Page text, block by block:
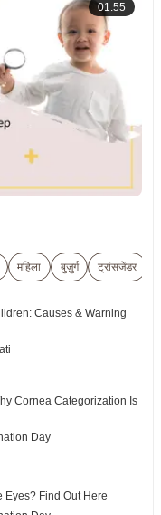
01:55
महिला बुज़ुर्ग ट्रांसजेंडर
Causes & Warning
Cornea Categorization Is
Day
Eyes? Find Out Here